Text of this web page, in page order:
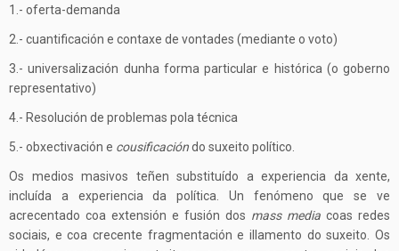
1.- oferta-demanda
2.- cuantificación e contaxe de vontades (mediante o voto)
3.- universalización dunha forma particular e histórica (o goberno
representativo)
4.- Resolución de problemas pola técnica
5.- obxectivación e cousificacióndo suxeito político.
Os medios masivos teñen substituído a experiencia da xente,
incluída a experiencia da política. Un fenómeno que se ve
acrecentado coa extensión e fusión dos mass media coas redes
sociais, e coa crecente fragmentación e illamento do suxeito. Os